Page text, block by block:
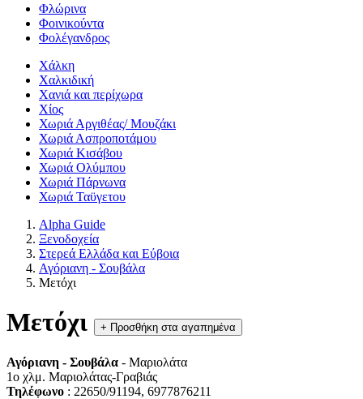
Φλώρινα
Φοινικούντα
Φολέγανδρος
Χάλκη
Χαλκιδική
Χανιά και περίχωρα
Χίος
Χωριά Αργιθέας/ Μουζάκι
Χωριά Ασπροποτάμου
Χωριά Κισάβου
Χωριά Ολύμπου
Χωριά Πάρνωνα
Χωριά Ταϋγετου
Alpha Guide
Ξενοδοχεία
Στερεά Ελλάδα και Εύβοια
Αγόριανη - Σουβάλα
Μετόχι
Μετόχι + Προσθήκη στα αγαπημένα
Αγόριανη - Σουβάλα - Μαριολάτα
1ο χλμ. Μαριολάτας-Γραβιάς
Τηλέφωνο : 22650/91194, 6977876211